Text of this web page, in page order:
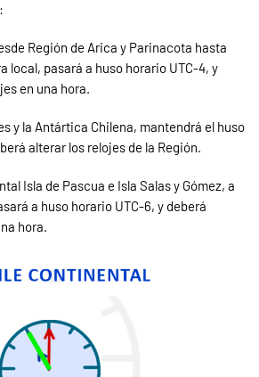
Región de Arica y Parinacota hasta
local, pasará a huso horario UTC-4, y
en una hora.
y la Antártica Chilena, mantendrá el huso
alterar los relojes de la Región.
Isla de Pascua e Isla Salas y Gómez, a
a huso horario UTC-6, y deberá
hora.